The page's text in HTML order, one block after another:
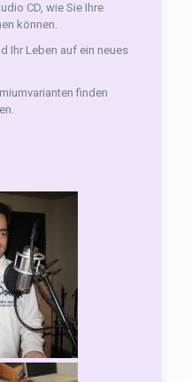
CD, wie Sie Ihre
können.
Ihr Leben auf ein neues
finden